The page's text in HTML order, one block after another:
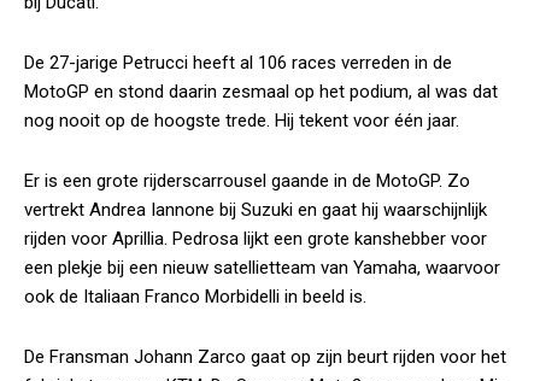
De 27-jarige Petrucci heeft al 106 races verreden in de
MotoGP en stond daarin zesmaal op het podium, al was dat
nog nooit op de hoogste trede. Hij tekent voor één jaar.
Er is een grote rijderscarrousel gaande in de MotoGP. Zo
vertrekt Andrea Iannone bij Suzuki en gaat hij waarschijnlijk
rijden voor Aprillia. Pedrosa lijkt een grote kanshebber voor
een plekje bij een nieuw satellietteam van Yamaha, waarvoor
ook de Italiaan Franco Morbidelli in beeld is.
De Fransman Johann Zarco gaat op zijn beurt rijden voor het